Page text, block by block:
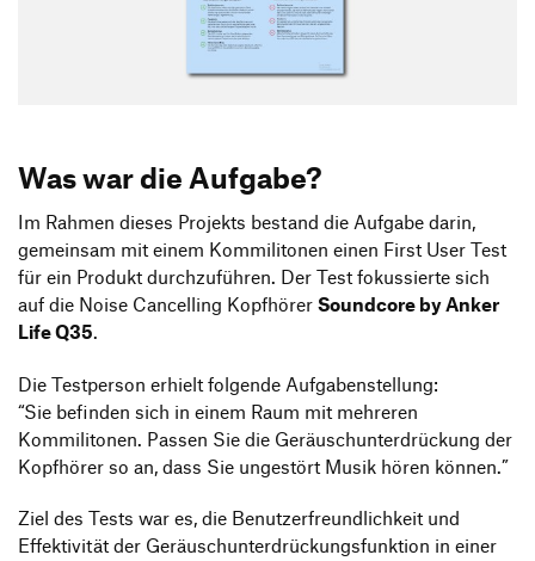
Transfer und Kooperation
Produktgestaltung B.A.
Strategische Gestaltung M.A.
Was war die Aufgabe?
Im Rahmen dieses Projekts bestand die Aufgabe darin,
gemeinsam mit einem Kommilitonen einen First User Test
für ein Produkt durchzuführen. Der Test fokussierte sich
auf die Noise Cancelling Kopfhörer Soundcore by Anker
Life Q35.
Die Testperson erhielt folgende Aufgabenstellung:
“Sie befinden sich in einem Raum mit mehreren
Kommilitonen. Passen Sie die Geräuschunterdrückung der
Kopfhörer so an, dass Sie ungestört Musik hören können.”
Ziel des Tests war es, die Benutzerfreundlichkeit und
Effektivität der Geräuschunterdrückungsfunktion in einer